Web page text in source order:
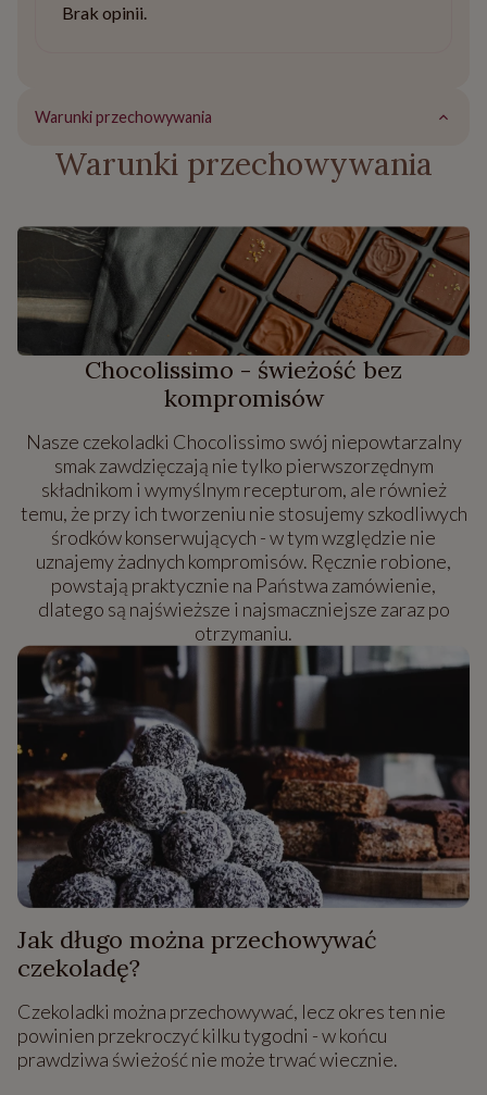
Brak opinii.
Warunki przechowywania
Warunki przechowywania
Chocolissimo - świeżość bez
kompromisów
Nasze czekoladki Chocolissimo swój niepowtarzalny
smak zawdzięczają nie tylko pierwszorzędnym
składnikom i wymyślnym recepturom, ale również
temu, że przy ich tworzeniu nie stosujemy szkodliwych
środków konserwujących - w tym względzie nie
uznajemy żadnych kompromisów. Ręcznie robione,
powstają praktycznie na Państwa zamówienie,
dlatego są najświeższe i najsmaczniejsze zaraz po
otrzymaniu.
Jak długo można przechowywać
czekoladę?
Czekoladki można przechowywać, lecz okres ten nie
powinien przekroczyć kilku tygodni - w końcu
prawdziwa świeżość nie może trwać wiecznie.